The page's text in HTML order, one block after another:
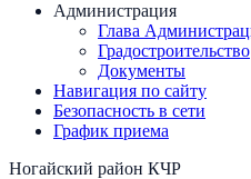
Администрация
Глава
Градостроительство
Документы
Навигация по сайту
Безопасность в сети
График приема
Ногайский район КЧР